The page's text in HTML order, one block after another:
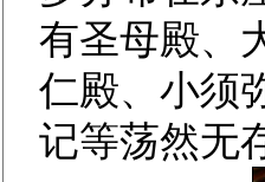
有圣母殿、
仁殿、小须
记等荡然无